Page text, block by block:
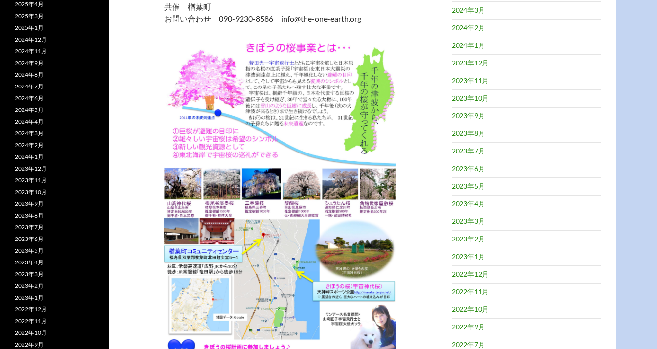
共催 楢葉町
お問い合わせ 090-9230-8586 info@the-one-earth.org
2024年3月
2024年2月
2024年1月
2023年12月
2023年11月
2023年10月
2023年9月
2023年8月
2023年7月
2023年6月
2023年5月
2023年4月
2023年3月
2023年2月
2023年1月
2022年12月
2022年11月
2022年10月
2022年9月
2022年7月
2025年4月
2025年3月
2025年1月
2024年12月
2024年11月
2024年9月
2024年8月
2024年7月
2024年6月
2024年5月
2024年4月
2024年3月
2024年2月
2024年1月
2023年12月
2023年11月
2023年10月
2023年9月
2023年8月
2023年7月
2023年6月
2023年5月
2023年4月
2023年3月
2023年2月
2023年1月
2022年12月
2022年11月
2022年10月
2022年9月